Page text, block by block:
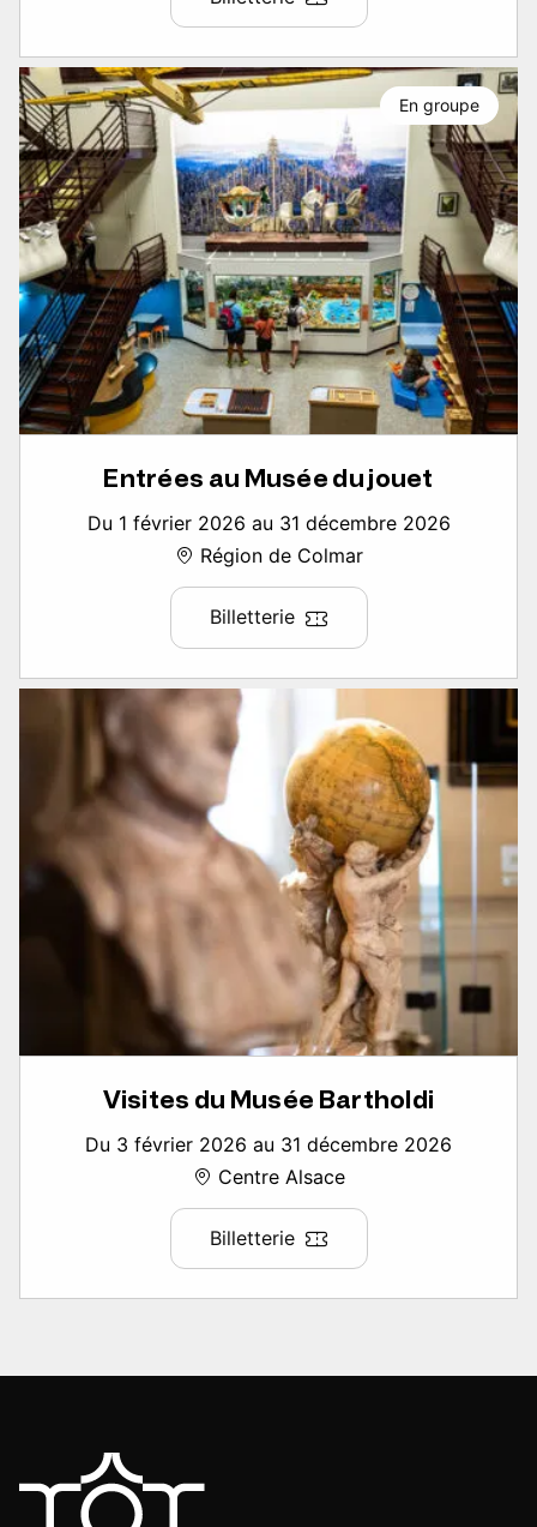
Entrées au Musée du jouet
Du 1 février 2026 au 31 décembre 2026
Région de Colmar
Billetterie
En groupe
Visites du Musée Bartholdi
Du 3 février 2026 au 31 décembre 2026
Centre Alsace
Billetterie